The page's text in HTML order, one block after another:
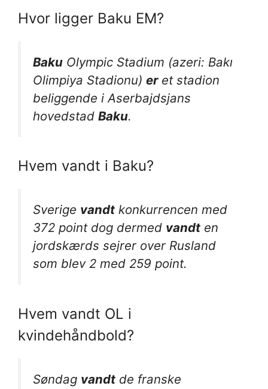
Hvor ligger Baku EM?
Baku Olympic Stadium (azeri: Bakı
Olimpiya Stadionu) eret stadion
beliggende i Aserbajdsjans
hovedstad Baku.
Hvem vandt i Baku?
Sverige vandt konkurrencen med
372 point dog dermed vandt en
jordskærds sejrer over Rusland
som blev 2 med 259 point.
Hvem vandt OL i
kvindehåndbold?
Søndag vandt de franske